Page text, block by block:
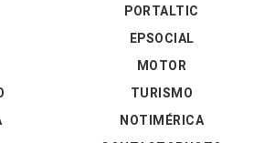
PORTALTIC
EPSOCIAL
MOTOR
TURISMO
NOTIMÉRICA